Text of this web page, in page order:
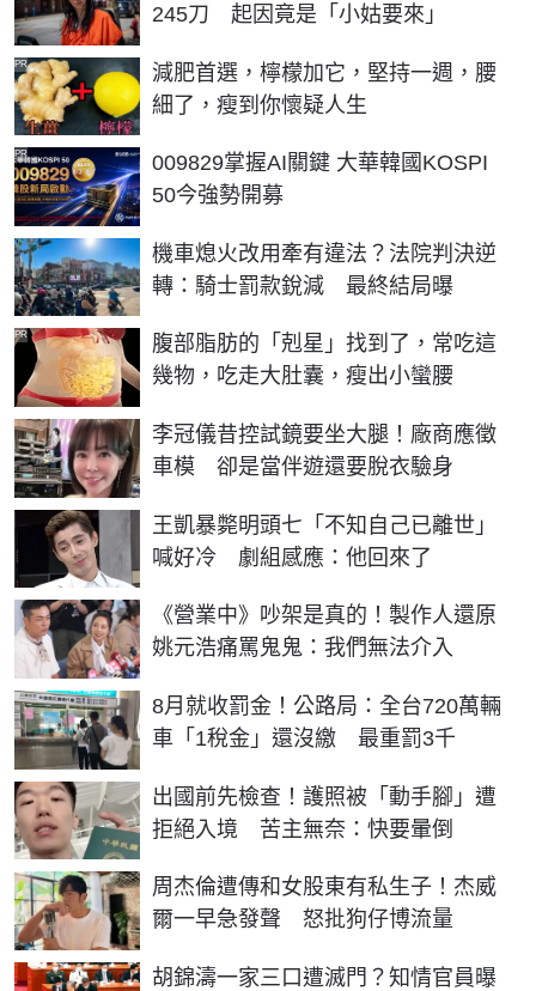
245刀 起因竟是「小姑要來」
減肥首選，檸檬加它，堅持一週，腰
細了，瘦到你懷疑人生
PR
009829掌握AI關鍵 大華韓國KOSPI
50今強勢開募
PR
機車熄火改用牽有違法？法院判決逆
轉：騎士罰款銳減 最終結局曝
腹部脂肪的「剋星」找到了，常吃這
幾物，吃走大肚囊，瘦出小蠻腰
PR
李冠儀昔控試鏡要坐大腿！廠商應徵
車模 卻是當伴遊還要脫衣驗身
王凱暴斃明頭七「不知自己已離世」
喊好冷 劇組感應：他回來了
《營業中》吵架是真的！製作人還原
姚元浩痛罵鬼鬼：我們無法介入
8月就收罰金！公路局：全台720萬輛
車「1稅金」還沒繳 最重罰3千
出國前先檢查！護照被「動手腳」遭
拒絕入境 苦主無奈：快要暈倒
周杰倫遭傳和女股東有私生子！杰威
爾一早急發聲 怒批狗仔博流量
胡錦濤一家三口遭滅門？知情官員曝